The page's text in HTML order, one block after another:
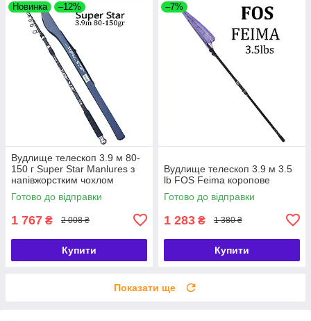
Новинка –12%
Вудлище телескоп 3.9 м 80-
150 г Super Star Manlures з
напівжорстким чохлом
Готово до відправки
1 767 ₴ 2 008 ₴
Купити
–7%
Вудлище телескоп 3.9 м 3.5
lb FOS Feima коропове
Готово до відправки
1 283 ₴ 1 380 ₴
Купити
Показати ще